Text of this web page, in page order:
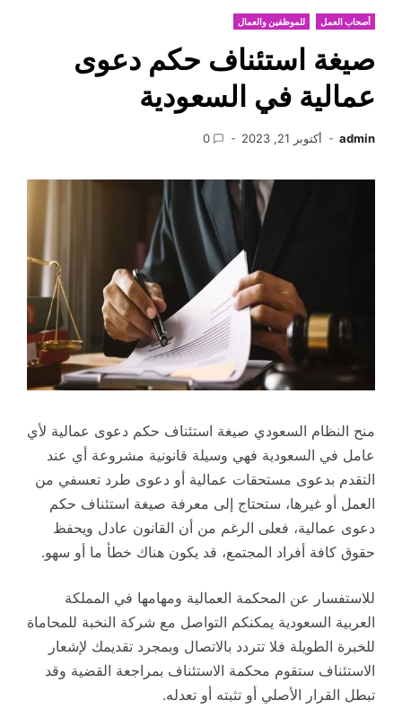
أصحاب العمل للموظفين والعمال
صيغة استئناف حكم دعوى
عمالية في السعودية
admin أكتوبر 21, 2023 0
منح النظام السعودي صيغة استئناف حكم دعوى عمالية لأي
عامل في السعودية فهي وسيلة قانونية مشروعة أي عند
التقدم بدعوى مستحقات عمالية أو دعوى طرد تعسفي من
العمل أو غيرها، ستحتاج إلى معرفة صيغة استئناف حكم
دعوى عمالية، فعلى الرغم من أن القانون عادل ويحفظ
حقوق كافة أفراد المجتمع، قد يكون هناك خطأ ما أو سهو.
للاستفسار عن المحكمة العمالية ومهامها في المملكة
العربية السعودية يمكنكم التواصل مع شركة النخبة للمحاماة
للخبرة الطويلة فلا تتردد بالاتصال وبمجرد تقديمك لإشعار
الاستئناف ستقوم محكمة الاستئناف بمراجعة القضية وقد
تبطل القرار الأصلي أو تثبته أو تعدله.